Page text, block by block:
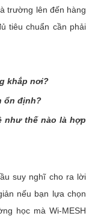
trường lên đến hàng
tiêu chuẩn cần phải
khắp nơi?
ổn định?
như thế nào là hợp
suy nghĩ cho ra lời
nếu bạn lựa chọn
học mà Wi-MESH